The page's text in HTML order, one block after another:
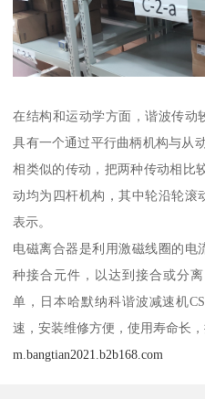
在结构和运动学方面，谐波传动
具有一个通过平行曲柄机构与从
相类似的传动，把两种传动相比
动均为四杆机构，其中轮沿轮滚
表示。
电磁离合器是利用激磁线圈的电
种接合元件，以达到接合或分
单，日本哈默纳科谐波减速机
速，安装维修方便，使用寿命长
m.bangtian2021.b2b168.com